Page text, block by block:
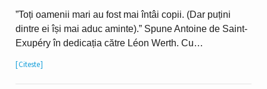
”Toți oamenii mari au fost mai întâi copii. (Dar puțini
dintre ei își mai aduc aminte).” Spune Antoine de Saint-
Exupéry în dedicația către Léon Werth. Cu…
Citeste